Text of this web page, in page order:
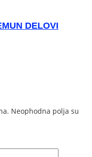
DELOVI
Neophodna polja su